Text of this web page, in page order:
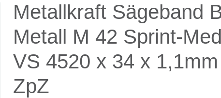
Metallkraft Sägeband
Metall M 42 Sprint-
VS 4520 x 34 x
ZpZ